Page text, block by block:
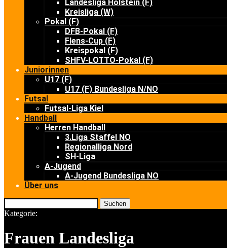
Landesliga Holstein (F)
Kreisliga (W)
Pokal (F)
DFB-Pokal (F)
Flens-Cup (F)
Kreispokal (F)
SHFV-LOTTO-Pokal (F)
Juniorinnen
U17 (F)
U17 (F) Bundesliga N/NO
Futsal
Futsal-Liga Kiel
Handball
Herren Handball
3.Liga Staffel NO
Regionalliga Nord
SH-Liga
A-Jugend
A-Jugend Bundesliga NO
Über uns
Suchen
Kategorie:
Frauen Landesliga